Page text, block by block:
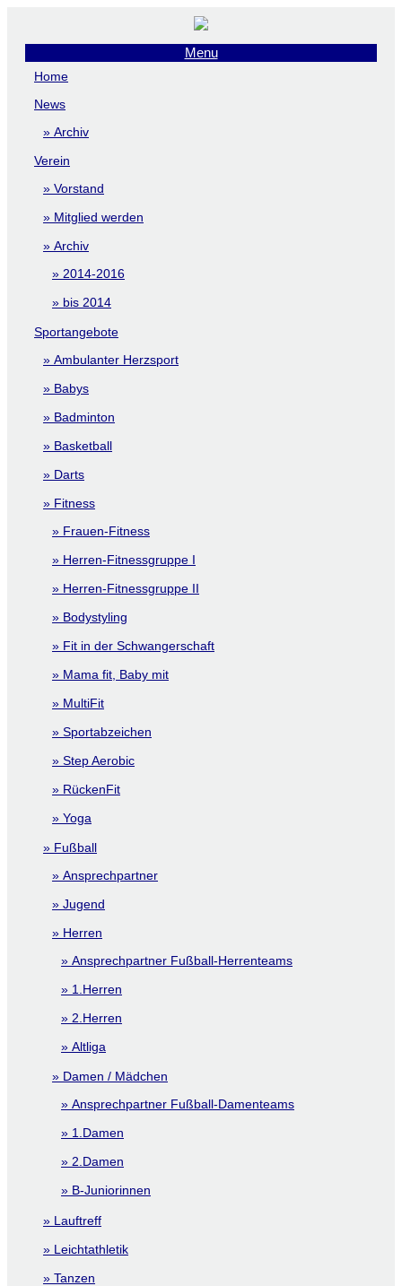
Menu
Home
News
Archiv
Verein
Vorstand
Mitglied werden
Archiv
2014-2016
bis 2014
Sportangebote
Ambulanter Herzsport
Babys
Badminton
Basketball
Darts
Fitness
Frauen-Fitness
Herren-Fitnessgruppe I
Herren-Fitnessgruppe II
Bodystyling
Fit in der Schwangerschaft
Mama fit, Baby mit
MultiFit
Sportabzeichen
Step Aerobic
RückenFit
Yoga
Fußball
Ansprechpartner
Jugend
Herren
Ansprechpartner Fußball-Herrenteams
1.Herren
2.Herren
Altliga
Damen / Mädchen
Ansprechpartner Fußball-Damenteams
1.Damen
2.Damen
B-Juniorinnen
Lauftreff
Leichtathletik
Tanzen